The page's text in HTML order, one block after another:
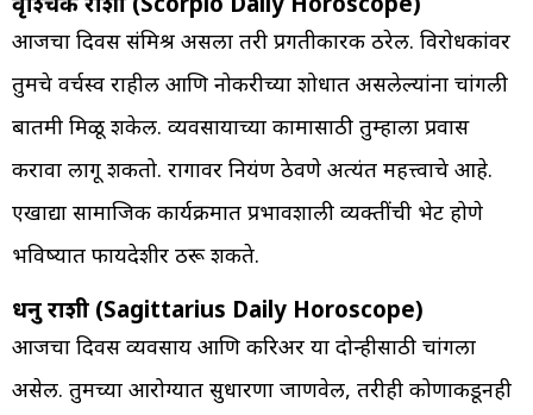
आजचा दिवस संमिश्र असला तरी प्रगतीकारक ठरेल. विरोधकांवर
तुमचे वर्चस्व राहील आणि नोकरीच्या शोधात असलेल्यांना चांगली
बातमी मिळू शकेल. व्यवसायाच्या कामासाठी तुम्हाला प्रवास
करावा लागू शकतो. रागावर नियंत्रण ठेवणे अत्यंत महत्त्वाचे आहे.
एखाद्या सामाजिक कार्यक्रमात प्रभावशाली व्यक्तींची भेट होणे
भविष्यात फायदेशीर ठरू शकते.
धनु राशी (Sagittarius Daily Horoscope)
आजचा दिवस व्यवसाय आणि करिअर या दोन्हीसाठी चांगला
असेल. तुमच्या आरोग्यात सुधारणा जाणवेल, तरीही कोणाकडूनही